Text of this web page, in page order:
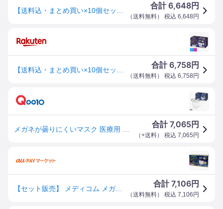
合計6,648円
（送料無料） 税込 6,648 円
合計6,758円
（送料無料） 税込 6,758 円
合計7,065円
（+送料） 税込 7,065 円
【セット販売】 メディコム メガネが曇りにくいマスク 個包装 40枚(×12セット) 衛生用品/マスク
合計7,106円
（送料無料） 税込 7,106 円